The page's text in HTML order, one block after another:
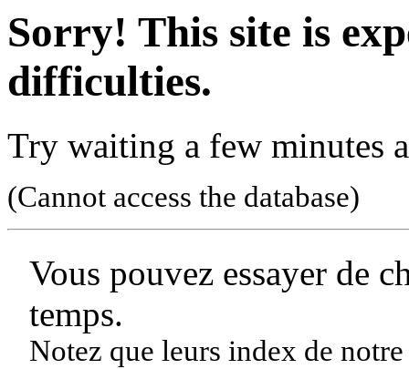
Sorry! This site is
difficulties.
Try waiting a few minutes
(Cannot access the database)
Vous pouvez essayer de
temps.
Notez que leurs index de